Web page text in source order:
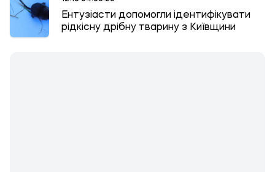
Ентузіасти допомогли ідентифікувати
рідкісну дрібну тварину з Київщини